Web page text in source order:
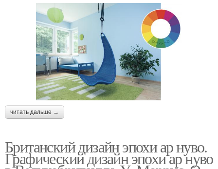
читать дальше →
Британский дизайн эпохи ар нуво.
Графический дизайн эпохи ар нуво